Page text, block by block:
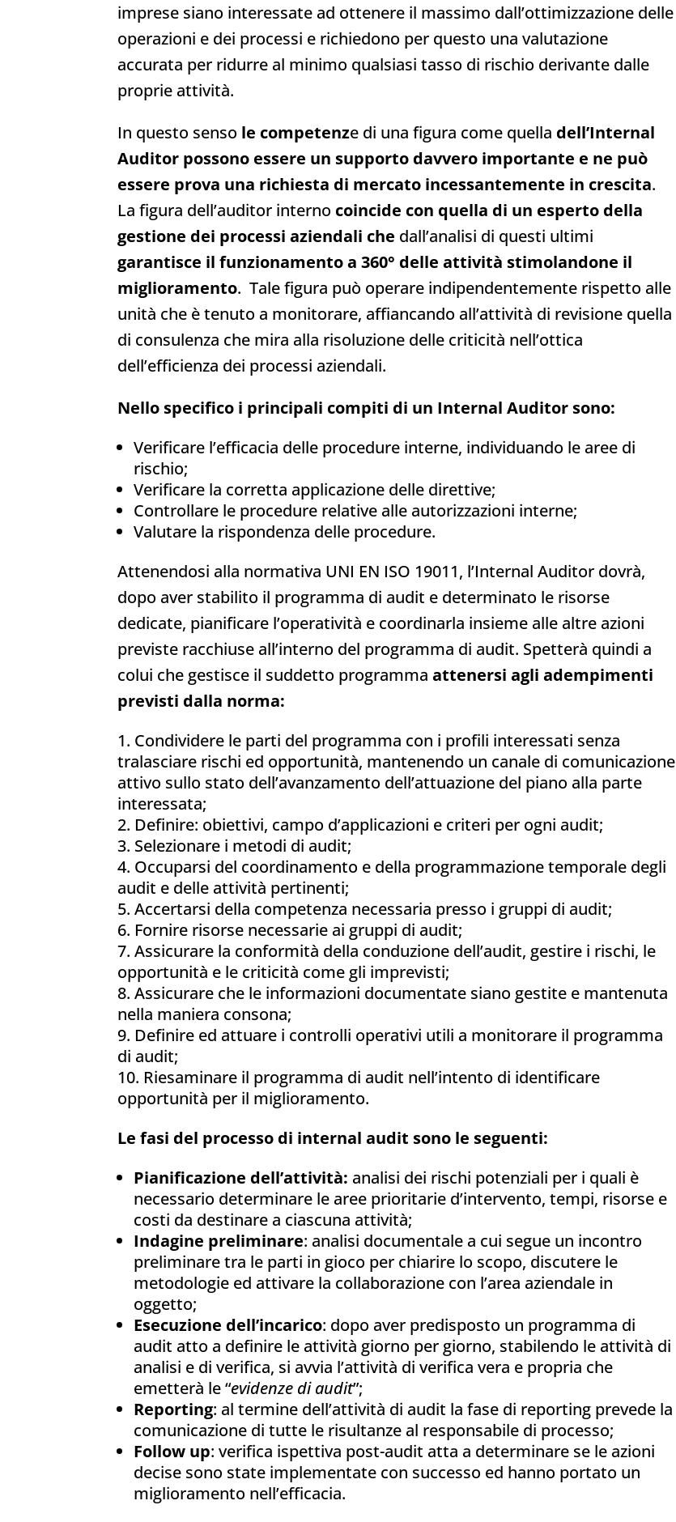
imprese siano interessate ad ottenere il massimo dall’ottimizzazione delle
operazioni e dei processi e richiedono per questo una valutazione
accurata per ridurre al minimo qualsiasi tasso di rischio derivante dalle
proprie attività.
In questo senso le competenze di una figura come quella dell’Internal
Auditor possono essere un supporto davvero importante e ne può
essere prova una richiesta di mercato incessantemente in crescita.
La figura dell’auditor interno coincide con quella di un esperto della
gestione dei processi aziendali che dall’analisi di questi ultimi
garantisce il funzionamento a 360° delle attività stimolandone il
miglioramento. Tale figura può operare indipendentemente rispetto alle
unità che è tenuto a monitorare, affiancando all’attività di revisione quella
di consulenza che mira alla risoluzione delle criticità nell’ottica
dell’efficienza dei processi aziendali.
Nello specifico i principali compiti di un Internal Auditor sono:
Verificare l’efficacia delle procedure interne, individuando le aree di
rischio;
Verificare la corretta applicazione delle direttive;
Controllare le procedure relative alle autorizzazioni interne;
Valutare la rispondenza delle procedure.
Attenendosi alla normativa UNI EN ISO 19011, l’Internal Auditor dovrà,
dopo aver stabilito il programma di audit e determinato le risorse
dedicate, pianificare l’operatività e coordinarla insieme alle altre azioni
previste racchiuse all’interno del programma di audit. Spetterà quindi a
colui che gestisce il suddetto programma attenersi agli adempimenti
previsti dalla norma:
Condividere le parti del programma con i profili interessati senza
tralasciare rischi ed opportunità, mantenendo un canale di comunicazione
attivo sullo stato dell’avanzamento dell’attuazione del piano alla parte
interessata;
Definire: obiettivi, campo d’applicazioni e criteri per ogni audit;
Selezionare i metodi di audit;
Occuparsi del coordinamento e della programmazione temporale degli
audit e delle attività pertinenti;
Accertarsi della competenza necessaria presso i gruppi di audit;
Fornire risorse necessarie ai gruppi di audit;
Assicurare la conformità della conduzione dell’audit, gestire i rischi, le
opportunità e le criticità come gli imprevisti;
Assicurare che le informazioni documentate siano gestite e mantenuta
nella maniera consona;
Definire ed attuare i controlli operativi utili a monitorare il programma
di audit;
Riesaminare il programma di audit nell’intento di identificare
opportunità per il miglioramento.
Le fasi del processo di internal audit sono le seguenti:
Pianificazione dell’attività: analisi dei rischi potenziali per i quali è
necessario determinare le aree prioritarie d’intervento, tempi, risorse e
costi da destinare a ciascuna attività;
Indagine preliminare: analisi documentale a cui segue un incontro
preliminare tra le parti in gioco per chiarire lo scopo, discutere le
metodologie ed attivare la collaborazione con l’area aziendale in
oggetto;
Esecuzione dell’incarico: dopo aver predisposto un programma di
audit atto a definire le attività giorno per giorno, stabilendo le attività di
analisi e di verifica, si avvia l’attività di verifica vera e propria che
emetterà le “evidenze di audit”;
Reporting: al termine dell’attività di audit la fase di reporting prevede la
comunicazione di tutte le risultanze al responsabile di processo;
Follow up: verifica ispettiva post-audit atta a determinare se le azioni
decise sono state implementate con successo ed hanno portato un
miglioramento nell’efficacia.